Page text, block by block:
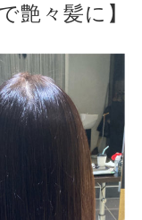
艶々髪に】